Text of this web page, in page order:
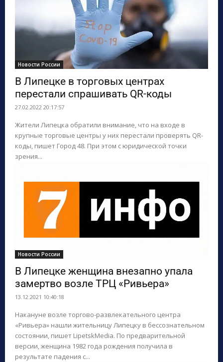
Новости России
В Липецке в торговых центрах
перестали спрашивать QR-коды
27.02.2022 20:17:57
Жители Липецка обратили внимание, что на входе в
крупные торговые центры у них перестали проверять QR-
коды, пишет Город 48. При этом с юридической точки
зрения...
Новости России
В Липецке женщина внезапно упала
замертво возле ТРЦ «Ривьера»
13.12.2021 10:40:18
Накануне возле торгово-развлекательного центра
«Ривьера» нашли жительницу Липецку в бессознательном
состоянии, пишет LipetskMedia. По предварительной
версии, женщина 1982 года рождения получила в
результате падения с...